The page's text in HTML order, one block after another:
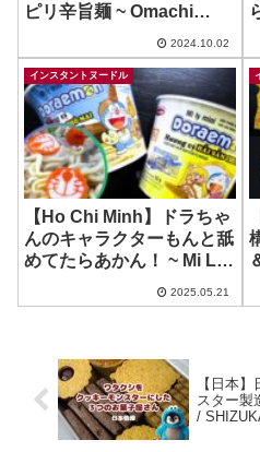
ピリ辛旨麺 ~ Omachi
Dua Chua
2024.10.02
インスタントヌードル
【Ho Chi Minh】ドラちゃ
んのキャラクターもんと舐
めてたらあかん！ ~ Mi Ly
2025.05.21
【日本
スター製